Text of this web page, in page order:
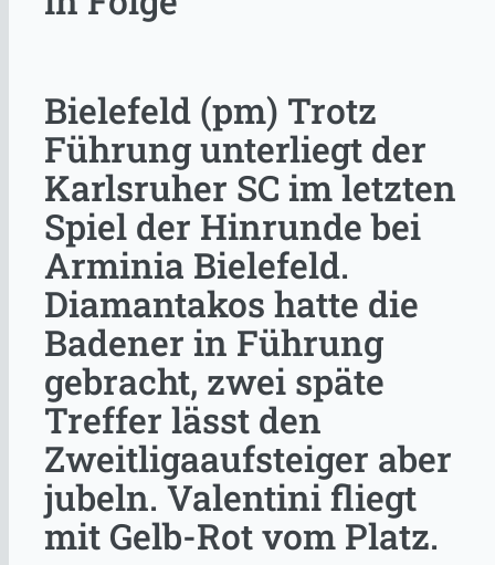
Bielefeld (pm) Trotz
Führung unterliegt der
Karlsruher SC im letzten
Spiel der Hinrunde bei
Arminia Bielefeld.
Diamantakos hatte die
Badener in Führung
gebracht, zwei späte
Treffer lässt den
Zweitligaaufsteiger aber
jubeln. Valentini fliegt
mit Gelb-Rot vom Platz.